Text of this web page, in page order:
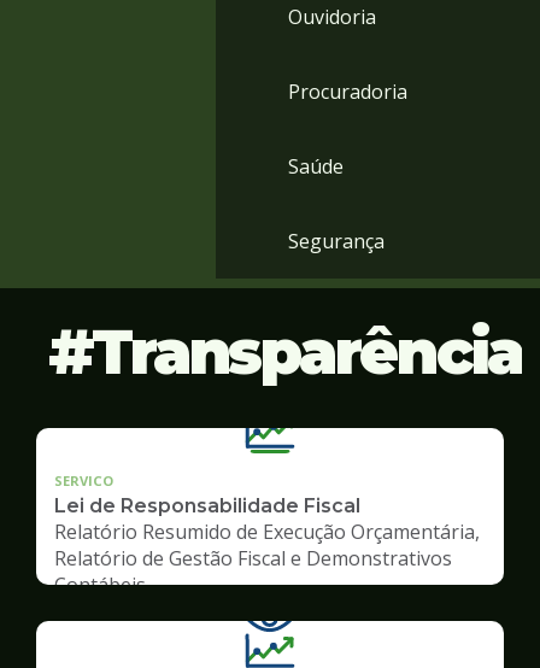
Ouvidoria
Procuradoria
Saúde
Segurança
Transparência
SERVICO
Lei de Responsabilidade Fiscal
Relatório Resumido de Execução Orçamentária,
Relatório de Gestão Fiscal e Demonstrativos
Contábeis